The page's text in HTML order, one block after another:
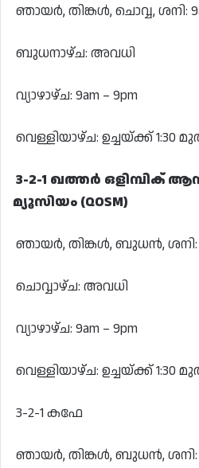
ഞായർ, തിങ്കൾ, ചൊവ്വ, ശനി:
ബുധനാഴ്ച: അവധി
വ്യാഴാഴ്ച: 9am – 9pm
വെള്ളിയാഴ്ച: ഉച്ചയ്ക്ക് 1:30
3-2-1 ഖത്തർ
മ്യൂസിയം (QOSM)
ഞായർ, തിങ്കൾ, ബുധൻ, ശനി:
ചൊവ്വാഴ്ച: അവധി
വ്യാഴാഴ്ച: 9am – 9pm
വെള്ളിയാഴ്ച: ഉച്ചയ്ക്ക് 1:30
3-2-1 കഫേ
ഞായർ, തിങ്കൾ, ബുധൻ, ശനി: